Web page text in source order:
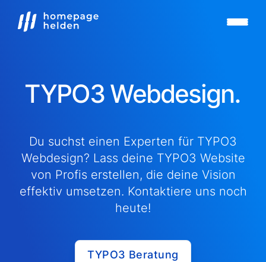
TYPO3 Webdesign.
Du suchst einen Experten für TYPO3
Webdesign? Lass deine TYPO3 Website
von Profis erstellen, die deine Vision
effektiv umsetzen. Kontaktiere uns noch
heute!
TYPO3 Beratung